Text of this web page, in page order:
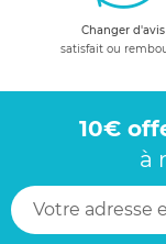
Changer d'avis
satisfait ou
10€
à